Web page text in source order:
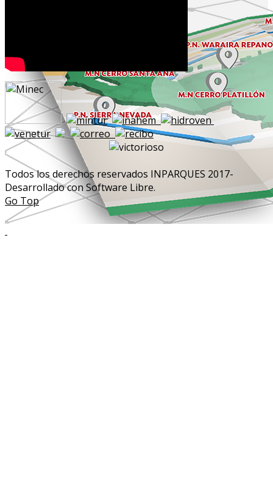
Todos los derechos reservados INPARQUES 2017-
Desarrollado con Software Libre.
Go Top